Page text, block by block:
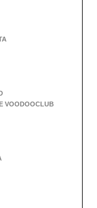
VOODOOCLUB